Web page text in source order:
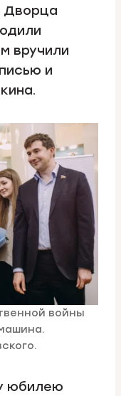
Дворца
вручили
и
войны
юбилею